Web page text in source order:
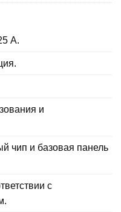
А.
и
чип и базовая панель
с